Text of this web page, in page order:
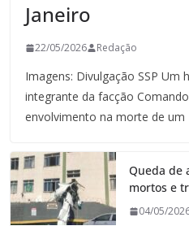
Janeiro
22/05/2026 Redação
Imagens: Divulgação SSP
integrante da facção
envolvimento na morte de um
Queda de
mortos e
04/05/